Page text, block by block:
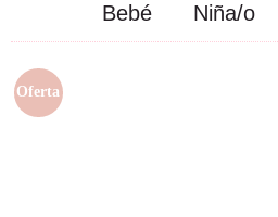
Bebé Niña/o
Oferta